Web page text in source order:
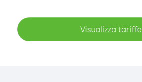
Visualizza tariffe